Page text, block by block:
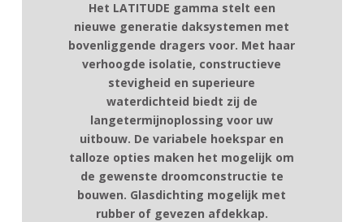
3 kroonlijsten mogelijk
2 verschillende dragers mogelijk
Ingebouwde spotjes in profielen
Muizentand in massief aluminium
Verhogingsprofiel om vullingen van 32mm en
55m te combineren
Toelaatbare diepte van de veranda in mm
[wptb id=5127]
Het LATITUDE gamma stelt een
nieuwe generatie daksystemen met
bovenliggende dragers voor. Met haar
verhoogde isolatie, constructieve
stevigheid en superieure
waterdichteid biedt zij de
langetermijnoplossing voor uw
uitbouw. De variabele hoekspar en
talloze opties maken het mogelijk om
de gewenste droomconstructie te
bouwen. Glasdichting mogelijk met
rubber of gevezen afdekkap.